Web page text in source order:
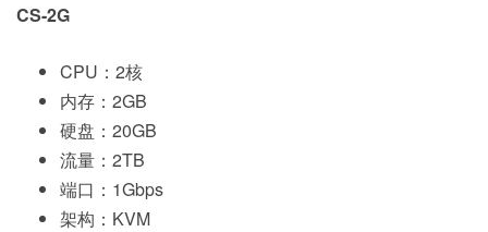
CS-2G
CPU：2核
内存：2GB
硬盘：20GB
流量：2TB
端口：1Gbps
架构：KVM